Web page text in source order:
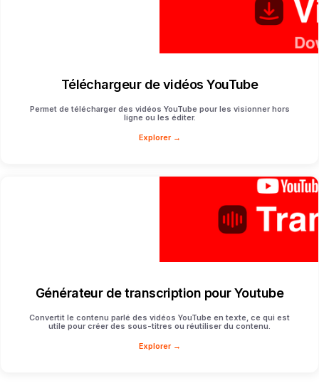
Téléchargeur de vidéos YouTube
Permet de télécharger des vidéos YouTube pour les visionner hors
ligne ou les éditer.
Explorer →
Générateur de transcription pour Youtube
Convertit le contenu parlé des vidéos YouTube en texte, ce qui est
utile pour créer des sous-titres ou réutiliser du contenu.
Explorer →